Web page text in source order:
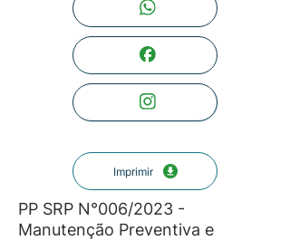
Imprimir
PP SRP N°006/2023 -
Manutenção Preventiva e